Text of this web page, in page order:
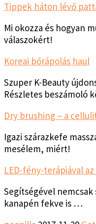
Tippek háton lévő
Mi okozza és hogyan
válaszokért!
Koreai bőrápolás haul
Szuper K-Beauty
Részletes beszámoló
Dry brushing – a
Igazi szárazkefe
mesélem, miért!
LED-fény-terápiával
Segítségével
kanapén fekve is …